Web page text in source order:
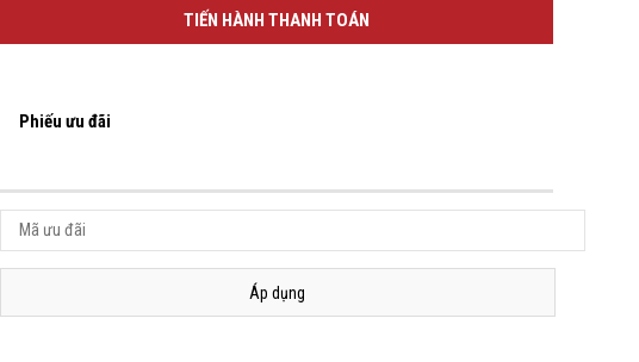
Phiếu ưu đãi
Áp dụng
TIẾN HÀNH THANH TOÁN